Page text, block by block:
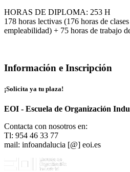
HORAS DE DIPLOMA: 253 H
178 horas lectivas (176 horas de
empleabilidad) + 75 horas de trabajo
Información e Inscripción
¡Solicita ya tu plaza!
EOI - Escuela de Organización
Contacta con nosotros en:
Tl: 954 46 33 77
mail: infoandalucia [@] eoi.es